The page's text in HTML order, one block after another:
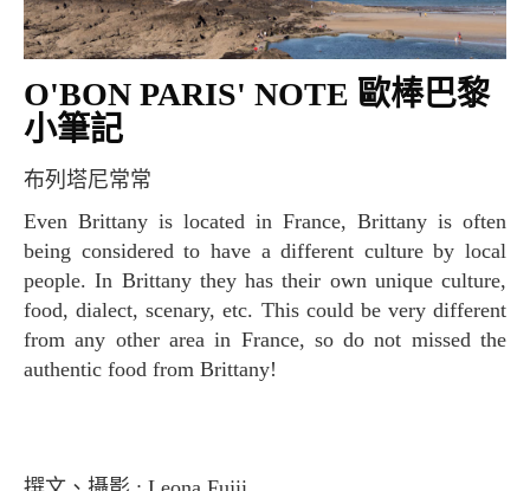
O'BON PARIS' NOTE 歐棒巴黎
小筆記
布列塔尼常常
Even Brittany is located in France, Brittany is often
being considered to have a different culture by local
people. In Brittany they has their own unique culture,
food, dialect, scenary, etc. This could be very different
from any other area in France, so do not missed the
authentic food from Brittany!